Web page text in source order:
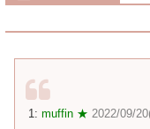
1: muffin ★ 2022/09/